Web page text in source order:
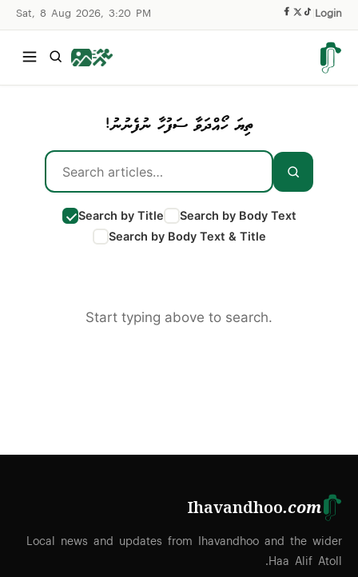
Sat, 8 Aug 2026, 3:20 PM Login
ތިޔަ ހޯއްދަވާ ސަފުހާ ނުފެނުނު!
Search by Title
Search by Body Text
Search by Body Text & Title
Start typing above to search.
Ihavandhoo.com
Local news and updates from Ihavandhoo and the wider
Haa Alif Atoll.